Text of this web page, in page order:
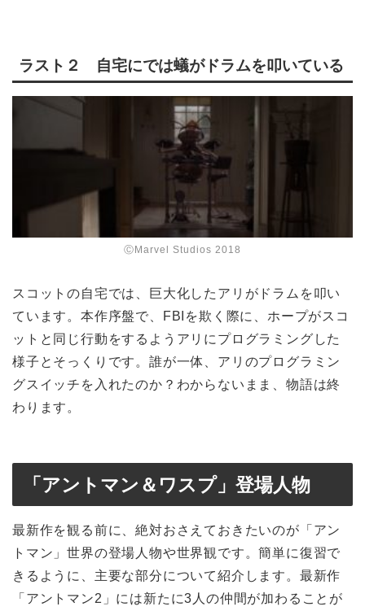
ラスト２ 自宅にでは蟻がドラムを叩いている
ⒸMarvel Studios 2018
スコットの自宅では、巨大化したアリがドラムを叩い
ています。本作序盤で、FBIを欺く際に、ホープがスコ
ットと同じ行動をするようアリにプログラミングした
様子とそっくりです。誰が一体、アリのプログラミン
グスイッチを入れたのか？わからないまま、物語は終
わります。
「アントマン＆ワスプ」登場人物
最新作を観る前に、絶対おさえておきたいのが「アン
トマン」世界の登場人物や世界観です。簡単に復習で
きるように、主要な部分について紹介します。最新作
「アントマン2」には新たに3人の仲間が加わることが